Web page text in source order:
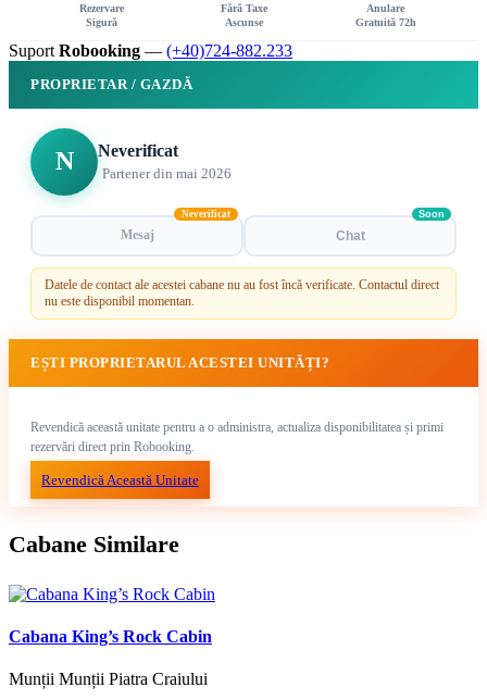
Rezervare
Sigură
Fără Taxe
Ascunse
Anulare
Gratuită 72h
Suport Robooking — (+40)724-882.233
PROPRIETAR / GAZDĂ
N Neverificat
Partener din mai 2026
Mesaj
Neverificat
Chat
Soon
Datele de contact ale acestei cabane nu au fost încă verificate. Contactul direct
nu este disponibil momentan.
EȘTI PROPRIETARUL ACESTEI UNITĂȚI?
Revendică această unitate pentru a o administra, actualiza disponibilitatea și primi
rezervări direct prin Robooking.
Revendică Această Unitate
Cabane Similare
Cabana King’s Rock Cabin
Munții Munții Piatra Craiului